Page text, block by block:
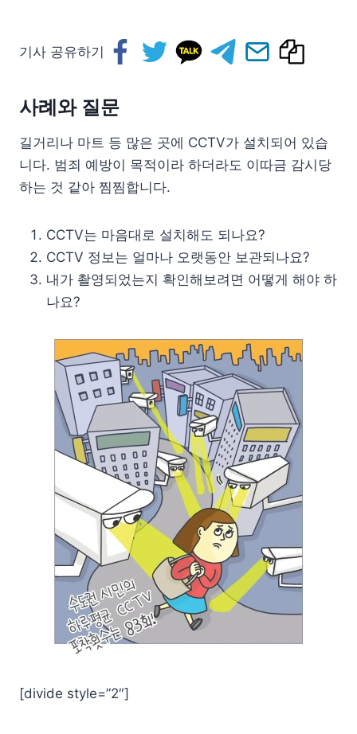
기사 공유하기
사례와 질문
길거리나 마트 등 많은 곳에 CCTV가 설치되어 있습
니다. 범죄 예방이 목적이라 하더라도 이따금 감시당
하는 것 같아 찜찜합니다.
CCTV는 마음대로 설치해도 되나요?
CCTV 정보는 얼마나 오랫동안 보관되나요?
내가 촬영되었는지 확인해보려면 어떻게 해야 하
나요?
[divide style=”2″]